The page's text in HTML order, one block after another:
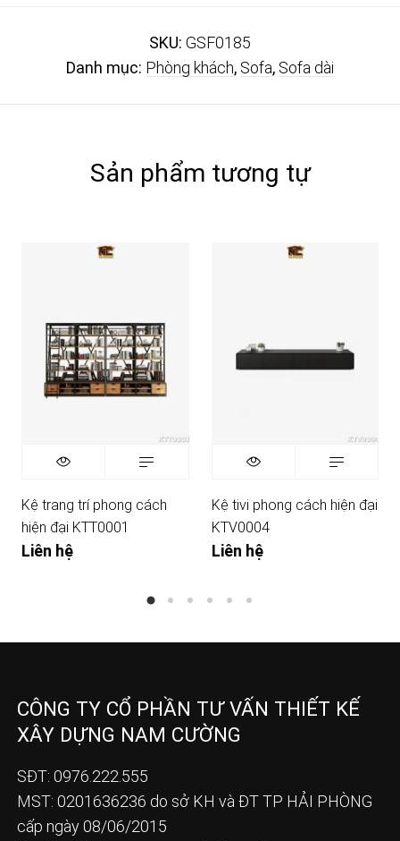
SKU: GSF0185
Danh mục: Phòng khách, Sofa, Sofa dài
Sản phẩm tương tự
Kệ trang trí phong cách
hiện đại KTT0001
Liên hệ
Kệ tivi phong cách hiện đại
KTV0004
Liên hệ
CÔNG TY CỔ PHẦN TƯ VẤN THIẾT KẾ
XÂY DỰNG NAM CƯỜNG
SĐT: 0976.222.555
MST: 0201636236 do sở KH và ĐT TP HẢI PHÒNG
cấp ngày 08/06/2015